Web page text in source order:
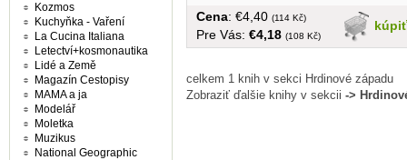
kúpiť
Cena: €4,40 (114 Kč)
Pre Vás: €4,18 (108 Kč)
celkem 1 knih v sekci Hrdinové západu
Zobraziť ďalšie knihy v sekcii ->
Kozmos
Kuchyňka - Vaření
La Cucina Italiana
Letectví+kosmonautika
Lidé a Země
Magazín Cestopisy
MAMA a ja
Modelář
Moletka
Muzikus
National Geographic